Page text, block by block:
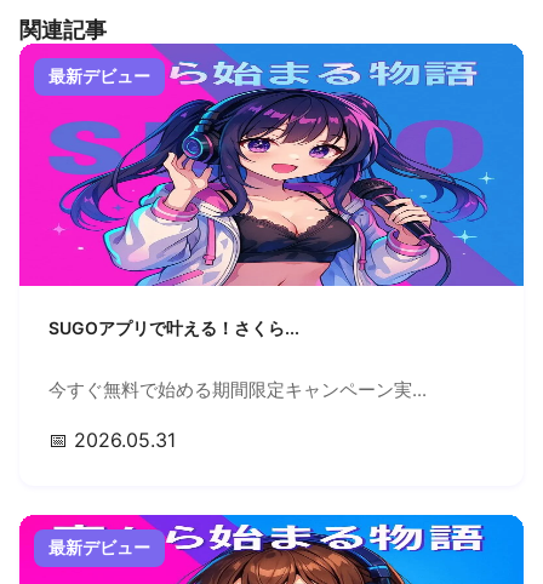
関連記事
最新デビュー
SUGOアプリで叶える！さくら...
今すぐ無料で始める期間限定キャンペーン実...
📅 2026.05.31
最新デビュー